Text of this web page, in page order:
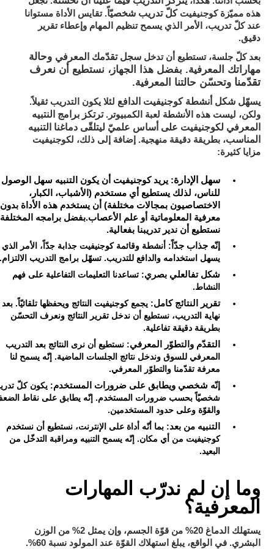
هذه مميّزة كوجنيفيتكلّ تدريب شخصيّاً. تقايس الأداة مستوانا
عند كلّ تدريب، الأمر الذي يسمح تنظيم المهام وإعطاء تقرير
دقيق.
بعد كلّ جلسة، تستطيع أن تدخلسجل تقدّمك المعرفي وحالة
مهاراتك المعرفية. بفضل هذا الجهاز، نستطيع أننعرف
تقدّمنا وتحسّن حالتنا المعرفية.
يسهّل شكل أنشطة كوجنيفيت الدافع لئلا يكون التدريب ثقيلاً.
ولكن، ليست هذه الأنشطة لعبة الكمبيوتر.ترتكز برامج النتبيه
المعرفي لكوجنيفيت على أساس علميّ ليتلقّى دماغنا التنبيه
المناسب، بطريقة دقيقة منهجية. إضافة إلى ذلك، لكوجنيفيت
مزايا كثيرة:
سهل الإدارة: يريد كوجنيفيت أن يكون التنبيه سهل الوصول
للناس، لذلك يستطيع أي مستخدم (الأشباب، الكبار،
الاختصاصيون بمجالات مختلفة) أن يستخدم هذه الأداة بدون
معرفية المعلوماتية أو علم الأعصاب.بفضل برامجه
نستطيع أن ندير تدريبنا بفعالية.
إنّه جذاب جدّاً : أنشطة وقائمة كوجنيفيت جذابة جدّاً، الأمر الذي
يسهل استخدامه والدافع للتدريب. تسهّل برامج التدريب الالتزام.
شكل تفالعلي بصري: تساعدنا التعليمات التفاعلية على فهم
النشاط.
تقرير النتائج كامل: يجمع كوجنيفيت النتائج ويحفظها تلقائيّاً. بعد
نهاية التدريب، نستطيع أن ندخل تقرير النتائج ونعرف التحسّن
بطريقة دقيقة تفاعلية.
التقدّم والتطوّر المعرفي: نستطيع أن نرى النتائج بعد التدريب
المعرفي للسوق وندخل نتائج الجلسات الماضية. إنّه يسمح لنا
معرفة تقدّمنا والتطوّر المعرفي.
إنّه شخصي ويطابق على ضرورات المستخدم: يكون كلّ
شخصيّاً بحسب ضرورات المستخدم. إنّه يطابق على نقاط
والقوّة وعلى حدود المستخدمين.
التنبيه من بعد: بما أنّه أداة على الإنترنت، نستطيع أن نستخدم
كوجنيفيت من أي مكان. إنّه يسمح التنبيه ومراقبة التدخّل من
البعيد.
وما إن لم ندرّب المهارات
المعرفية؟
يستهلك الدماغ 20% من قوّة الجسم، وإن يمثل 2% من الوزن
البشري. في الواقع، يبلغ استهلاك القوّة عند المولود نسبة 60%.